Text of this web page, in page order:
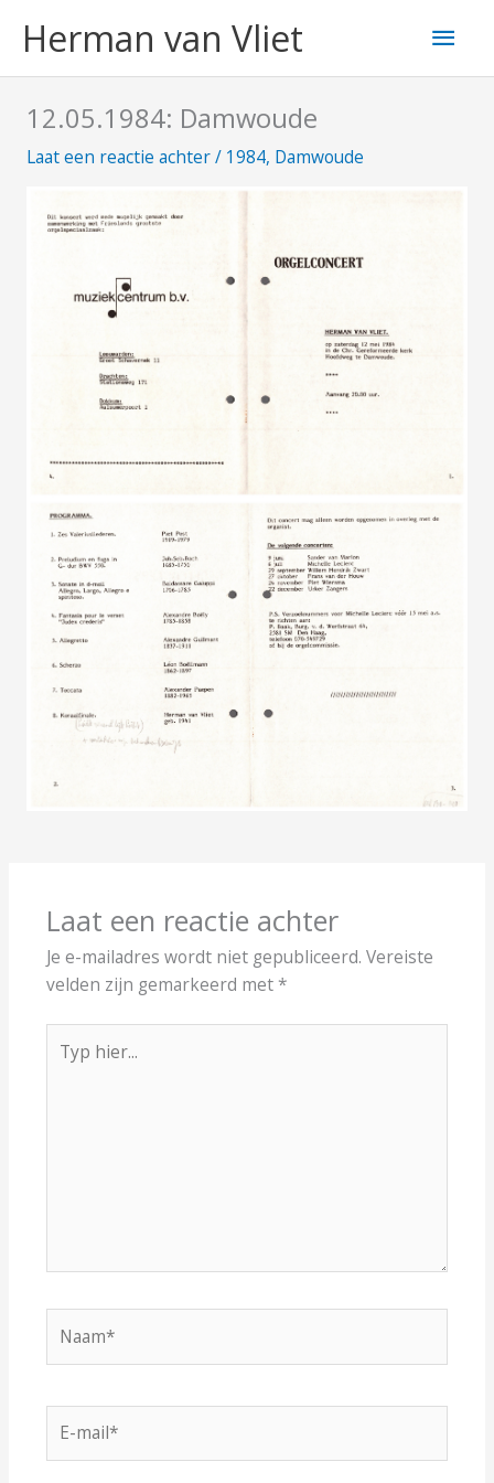
naarHerman van Vliet
12.05.1984: Damwoude
Laat een reactie achter/ 1984, Damwoude
Laat een reactie achter
Je e-mailadres wordt niet gepubliceerd. Vereiste
velden zijn gemarkeerd met*
hier...
mail*